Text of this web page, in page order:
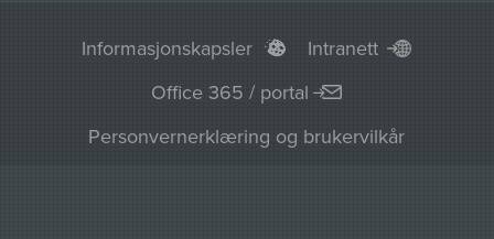
Informasjonskapsler
Intranett
Office 365 / portal
Personvernerklæring og brukervilkår